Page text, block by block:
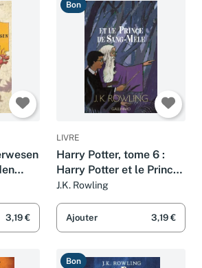
v.
3,19 €
Bon
LIVRE
Harry Potter, tome 6 :
Harry Potter et le Prince
de sang mêlé
J.K. Rowling
Ajouter 3,19 €
Bon